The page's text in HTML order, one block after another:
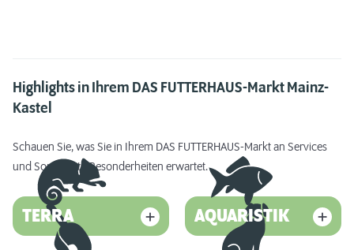
Highlights in Ihrem DAS FUTTERHAUS-Markt Mainz-
Kastel
Schauen Sie, was Sie in Ihrem DAS FUTTERHAUS-Markt an Services
und Sortiments-Besonderheiten erwartet.
TERRA AQUARISTIK